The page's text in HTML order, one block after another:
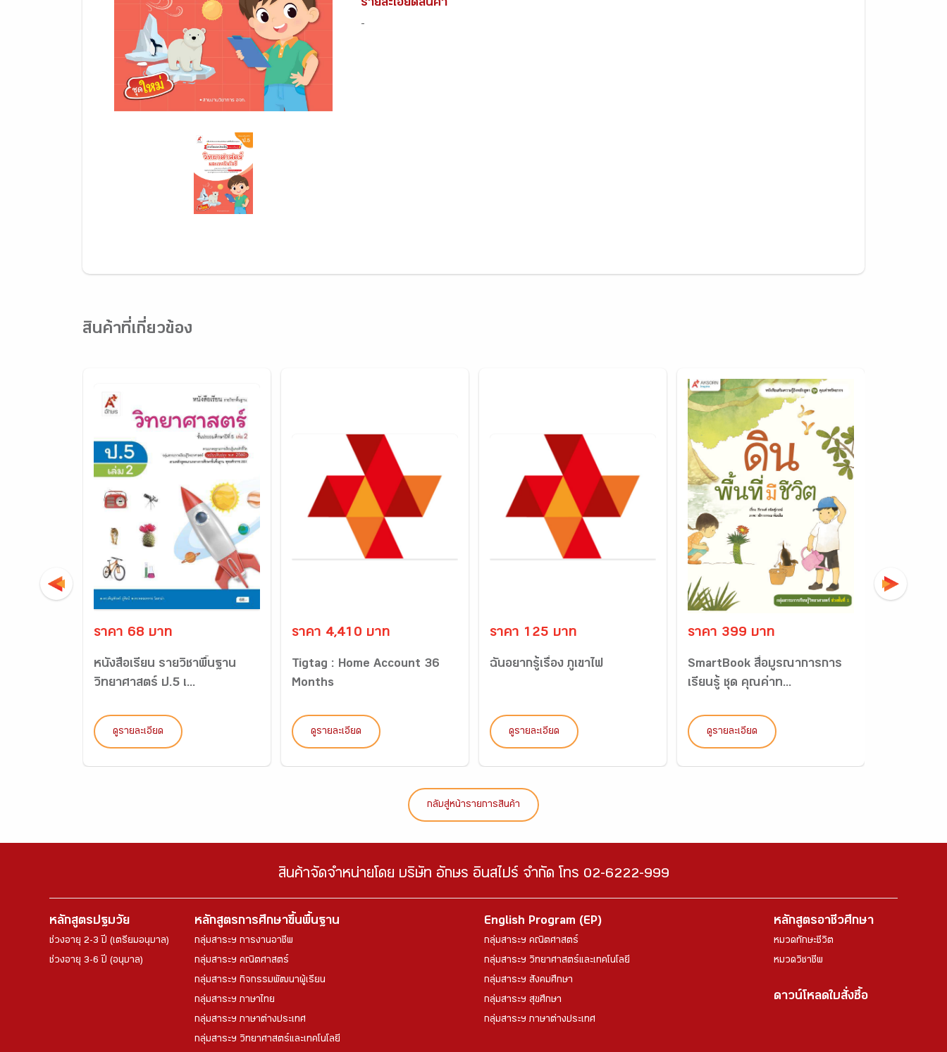
รายละเอียดสินค้า
-
สินค้าที่เกี่ยวข้อง
ราคา 68 บาท
หนังสือเรียน รายวิชาพื้นฐาน
วิทยาศาสตร์ ป.5 เ...
ดูรายละเอียด
ราคา 4,410 บาท
Tigtag : Home Account 36
Months
ดูรายละเอียด
ราคา 125 บาท
ฉันอยากรู้เรื่อง ภูเขาไฟ
ดูรายละเอียด
ราคา 399 บาท
SmartBook สื่อบูรณาการการ
เรียนรู้ ชุด คุณค่าท...
ดูรายละเอียด
กลับสู่หน้ารายการสินค้า
สินค้าจัดจำหน่ายโดย บริษัท อักษร อินสไปร์ จำกัด โทร 02-6222-999
หลักสูตรปฐมวัย
ช่วงอายุ 2-3 ปี (เตรียมอนุบาล)
ช่วงอายุ 3-6 ปี (อนุบาล)
หลักสูตรการศึกษาขึ้นพื้นฐาน
กลุ่มสาระฯ การงานอาชีพ
กลุ่มสาระฯ คณิตศาสตร์
กลุ่มสาระฯ กิจกรรมพัฒนาผู้เรียน
กลุ่มสาระฯ ภาษาไทย
กลุ่มสาระฯ ภาษาต่างประเทศ
กลุ่มสาระฯ วิทยาศาสตร์และเทคโนโลยี
English Program (EP)
กลุ่มสาระฯ คณิตศาสตร์
กลุ่มสาระฯ วิทยาศาสตร์และเทคโนโลยี
กลุ่มสาระฯ สังคมศึกษา
กลุ่มสาระฯ สุขศึกษา
กลุ่มสาระฯ ภาษาต่างประเทศ
หลักสูตรอาชีวศึกษา
หมวดทักษะชีวิต
หมวดวิชาชีพ
ดาวน์โหลดใบสั่งซื้อ